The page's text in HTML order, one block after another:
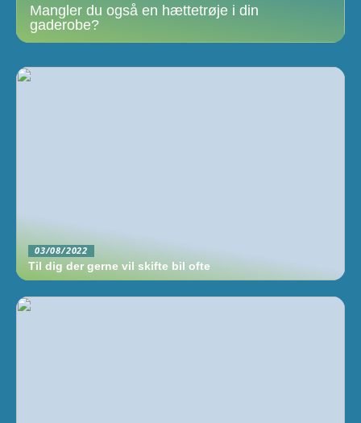
Mangler du også en hættetrøje i din
gaderobe?
03/08/2022
Til dig der gerne vil skifte bil ofte